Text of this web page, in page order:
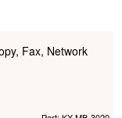
Fax, Network